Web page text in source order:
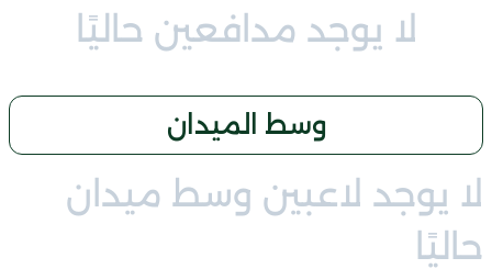
لا يوجد مدافعين حاليًا
وسط الميدان
لا يوجد لاعبين وسط ميدان
حاليًا